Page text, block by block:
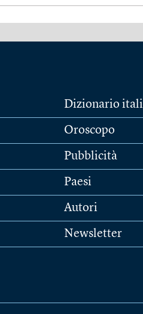
Dizionario
Oroscopo
Pubblicità
Paesi
Autori
Newsletter